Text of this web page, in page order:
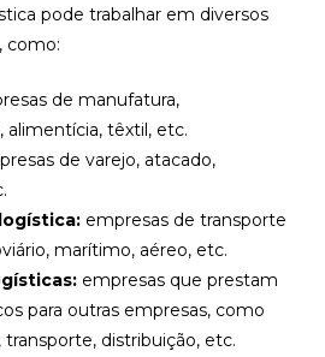
pode trabalhar em diversos
como:
de manufatura,
alimentícia, têxtil, etc.
de varejo, atacado,
empresas de transporte
marítimo, aéreo, etc.
empresas que prestam
para outras empresas, como
distribuição, etc.